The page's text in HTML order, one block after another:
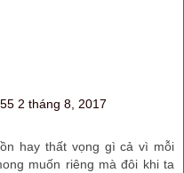
2 tháng 8, 2017
hay thất vọng gì cả vì mỗi
muốn riêng mà đôi khi ta